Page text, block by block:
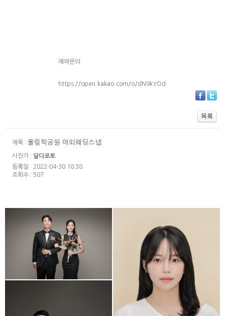
예약문의
https://open.kakao.com/o/slN9kYOd
제목 : 올림픽공원 야외웨딩스냅
사진가 : 달다포토
등록일 : 2022-04-30 18:38
조회수 : 507
스튜디오 세미웨딩 &
올림픽공원 야외웨딩 스냅
studio _ profile